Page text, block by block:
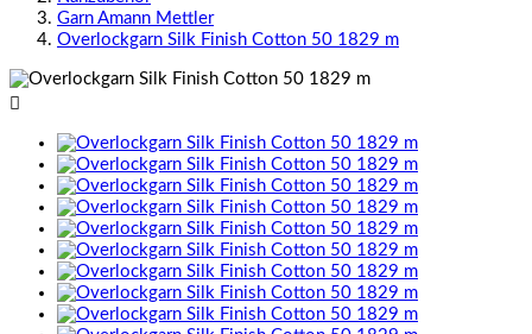
Garn Amann Mettler
Overlockgarn Silk Finish Cotton 50 1829 m
